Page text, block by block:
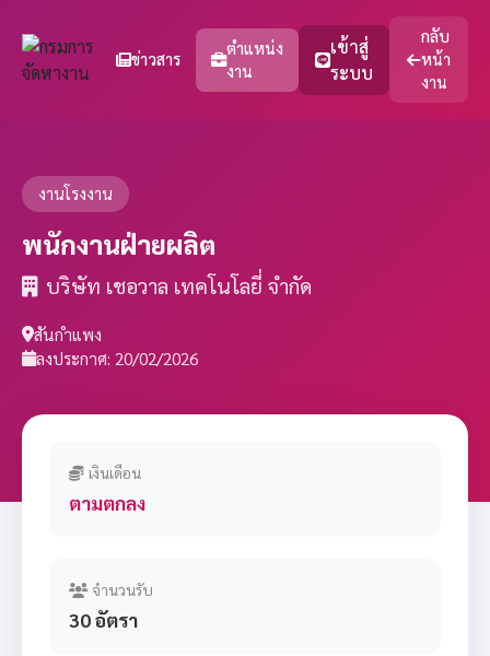
ข่าวสาร
ตำแหน่ง
งาน
เข้าสู่
ระบบ
กลับ
หน้า
งาน
งานโรงงาน
พนักงานฝ่ายผลิต
บริษัท เชอวาล เทคโนโลยี่ จำกัด
สันกำแพง
ลงประกาศ: 20/02/2026
เงินเดือน
ตามตกลง
จำนวนรับ
30 อัตรา